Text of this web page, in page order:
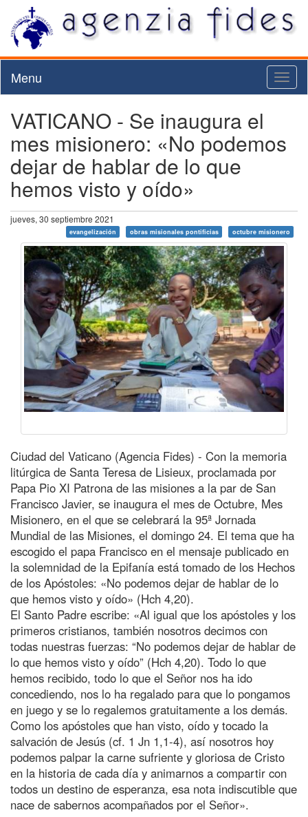
Menu
VATICANO - Se inaugura el
mes misionero: «No podemos
dejar de hablar de lo que
hemos visto y oído»
jueves, 30 septiembre 2021
evangelización obras misionales pontificias octubre misionero
Ciudad del Vaticano (Agencia Fides) - Con la memoria
litúrgica de Santa Teresa de Lisieux, proclamada por
Papa Pio XI Patrona de las misiones a la par de San
Francisco Javier, se inaugura el mes de Octubre, Mes
Misionero, en el que se celebrará la 95ª Jornada
Mundial de las Misiones, el domingo 24. El tema que ha
escogido el papa Francisco en el mensaje publicado en
la solemnidad de la Epifanía está tomado de los Hechos
de los Apóstoles: «No podemos dejar de hablar de lo
que hemos visto y oído» (Hch 4,20).
El Santo Padre escribe: «Al igual que los apóstoles y los
primeros cristianos, también nosotros decimos con
todas nuestras fuerzas: “No podemos dejar de hablar de
lo que hemos visto y oído” (Hch 4,20). Todo lo que
hemos recibido, todo lo que el Señor nos ha ido
concediendo, nos lo ha regalado para que lo pongamos
en juego y se lo regalemos gratuitamente a los demás.
Como los apóstoles que han visto, oído y tocado la
salvación de Jesús (cf. 1 Jn 1,1-4), así nosotros hoy
podemos palpar la carne sufriente y gloriosa de Cristo
en la historia de cada día y animarnos a compartir con
todos un destino de esperanza, esa nota indiscutible que
nace de sabernos acompañados por el Señor».